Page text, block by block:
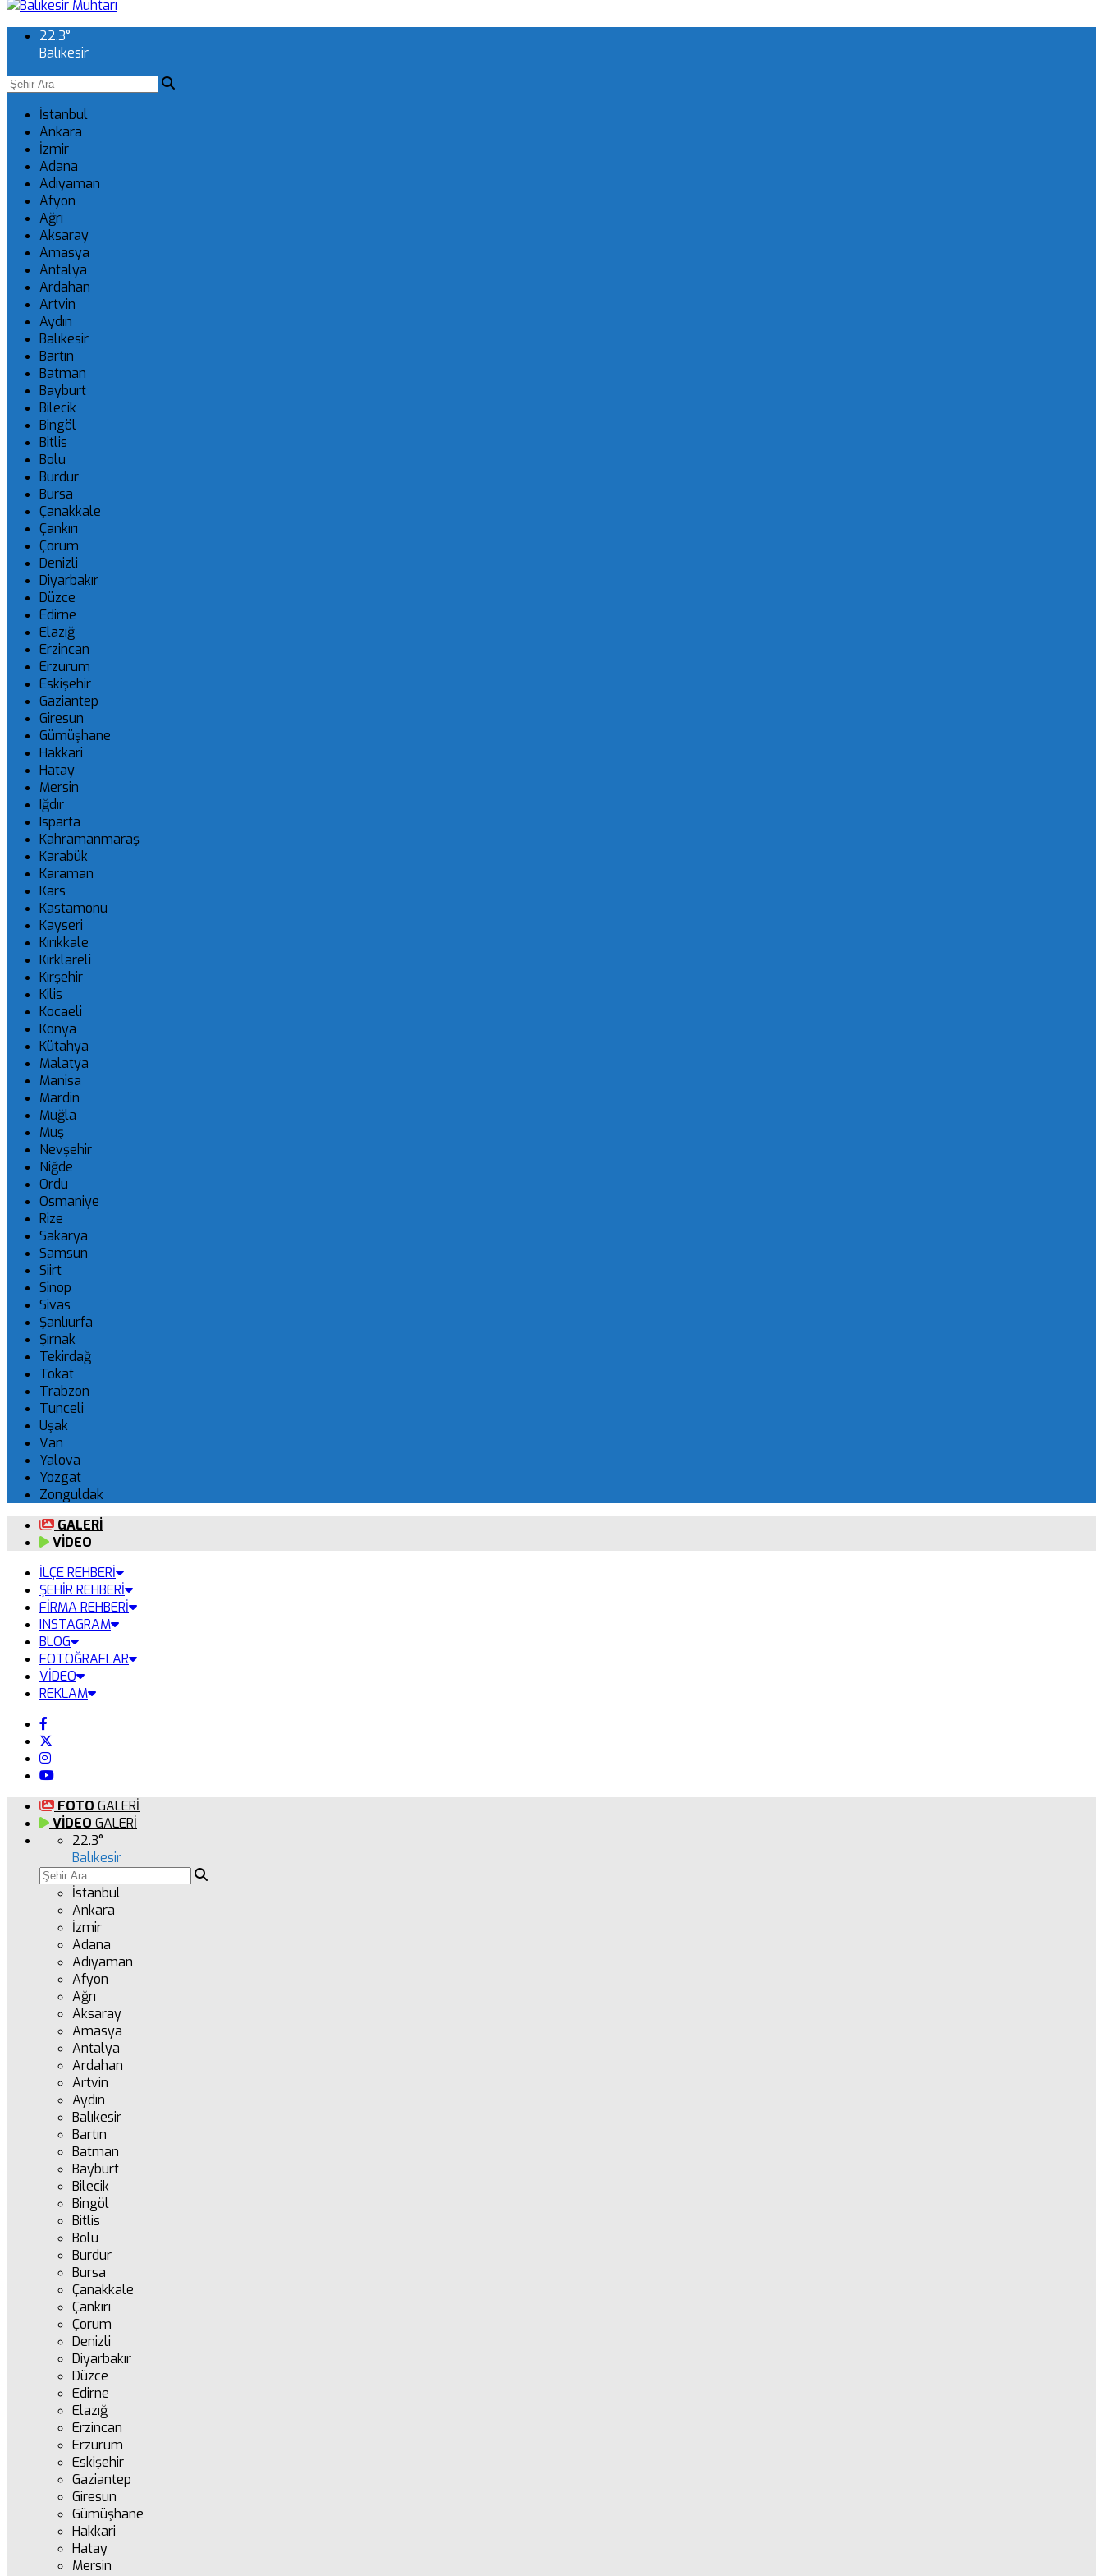
22.3°
Balıkesir
İstanbul
Ankara
İzmir
Adana
Adıyaman
Afyon
Ağrı
Aksaray
Amasya
Antalya
Ardahan
Artvin
Aydın
Balıkesir
Bartın
Batman
Bayburt
Bilecik
Bingöl
Bitlis
Bolu
Burdur
Bursa
Çanakkale
Çankırı
Çorum
Denizli
Diyarbakır
Düzce
Edirne
Elazığ
Erzincan
Erzurum
Eskişehir
Gaziantep
Giresun
Gümüşhane
Hakkari
Hatay
Mersin
Iğdır
Isparta
Kahramanmaraş
Karabük
Karaman
Kars
Kastamonu
Kayseri
Kırıkkale
Kırklareli
Kırşehir
Kilis
Kocaeli
Konya
Kütahya
Malatya
Manisa
Mardin
Muğla
Muş
Nevşehir
Niğde
Ordu
Osmaniye
Rize
Sakarya
Samsun
Siirt
Sinop
Sivas
Şanlıurfa
Şırnak
Tekirdağ
Tokat
Trabzon
Tunceli
Uşak
Van
Yalova
Yozgat
Zonguldak
GALERİ
VİDEO
İLÇE REHBERİ
ŞEHİR REHBERİ
FİRMA REHBERİ
INSTAGRAM
BLOG
FOTOĞRAFLAR
VİDEO
REKLAM
FOTO GALERİ
VİDEO GALERİ
22.3°
Balıkesir
İstanbul
Ankara
İzmir
Adana
Adıyaman
Afyon
Ağrı
Aksaray
Amasya
Antalya
Ardahan
Artvin
Aydın
Balıkesir
Bartın
Batman
Bayburt
Bilecik
Bingöl
Bitlis
Bolu
Burdur
Bursa
Çanakkale
Çankırı
Çorum
Denizli
Diyarbakır
Düzce
Edirne
Elazığ
Erzincan
Erzurum
Eskişehir
Gaziantep
Giresun
Gümüşhane
Hakkari
Hatay
Mersin